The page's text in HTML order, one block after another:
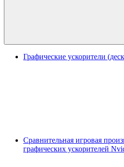
Графические ускорители
Сравнительная игровая
графических ускорителей